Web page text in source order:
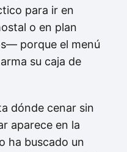
para ir en
o en plan
porque el menú
su caja de
dónde cenar sin
aparece en la
ha buscado un